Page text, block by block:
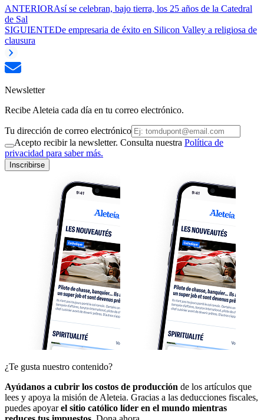
ANTERIORAsí se celebran, bajo tierra, los 25 años de la Catedral
de Sal
SIGUIENTEDe empresaria de éxito en Silicon Valley a religiosa de
clausura
Newsletter
Recibe Aleteia cada día en tu correo electrónico.
Tu dirección de correo electrónico
Acepto recibir la newsletter. Consulta nuestra Política de
privacidad para saber más.
Inscribirse
¿Te gusta nuestro contenido?
Ayúdanos a cubrir los costos de producción de los artículos que
lees y apoya la misión de Aleteia. Gracias a las deducciones fiscales,
puedes apoyarel sitio católico líder en el mundo mientras